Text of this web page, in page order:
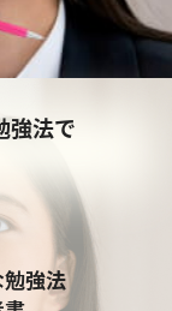
強法で
強法